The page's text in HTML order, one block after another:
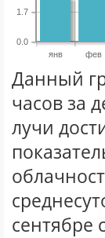
янв фев
0.0
1.7
Данный
часов за
лучи
сентябре